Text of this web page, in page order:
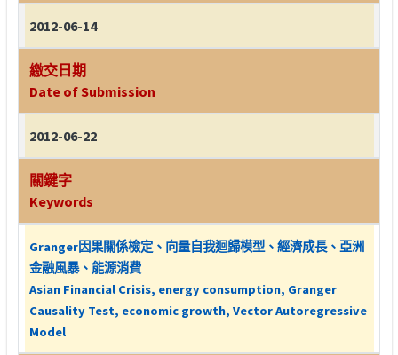
2012-06-14
繳交日期
Date of Submission
2012-06-22
關鍵字
Keywords
Granger因果關係檢定、向量自我迴歸模型、經濟成長、亞洲
金融風暴、能源消費
Asian Financial Crisis, energy consumption, Granger
Causality Test, economic growth, Vector Autoregressive
Model